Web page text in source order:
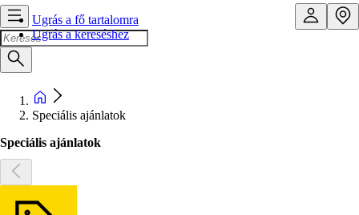
Ugrás a fő tartalomra
Ugrás a kereséshez
Speciális ajánlatok
Speciális ajánlatok